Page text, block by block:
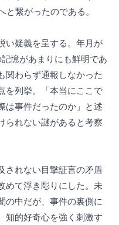
繋がったのである。
い疑義を呈する。年月が
憶があまりにも鮮明であ
関わらず通報しなかった
を列挙。「本当にここで
は事件だったのか」と述
られない謎があると考察
されない目撃証言の矛盾
めて浮き彫りにした。未
の中だが、事件の裏側に
知的好奇心を強く刺激す